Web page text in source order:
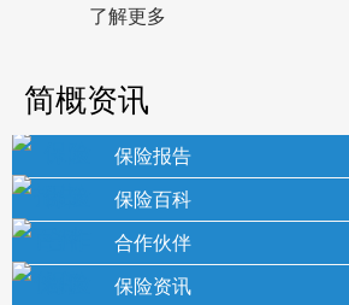
了解更多
简概资讯
保险报告
保险百科
合作伙伴
保险资讯